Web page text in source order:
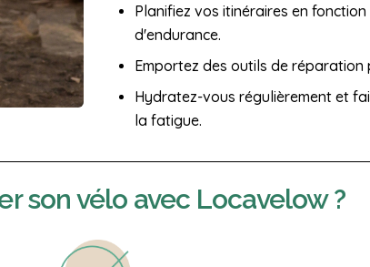
Planifiez vos itinéraires en
d'endurance.
Emportez des outils de réparation
Hydratez-vous régulièrement et
la fatigue.
son vélo avec Locavelow ?